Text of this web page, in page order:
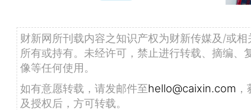
财新网所刊载内容之知识产权为财新传媒及/或相
所有或持有。未经许可，禁止进行转载、摘编、
像等任何使用。
如有意愿转载，请发邮件至hello@caixin.com
及授权后，方可转载。